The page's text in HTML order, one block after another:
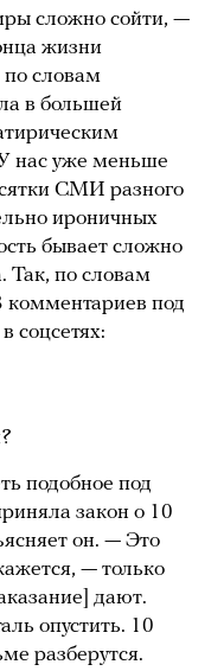
сложно сойти, —
жизни
словам
в большей
нас уже меньше
СМИ разного
ироничных
бывает сложно
Так, по словам
комментариев под
соцсетях:
подобное под
закон о 10
он. — Это
— только
дают.
опустить. 10
разберутся.